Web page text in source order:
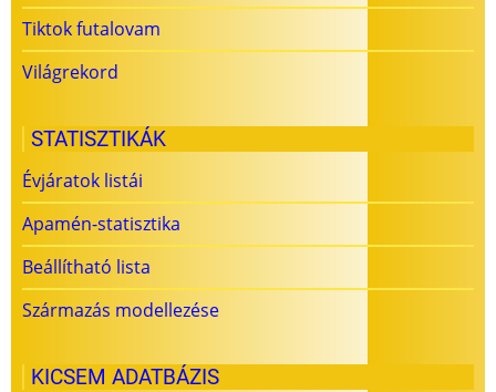
Tiktok futalovam
Világrekord
STATISZTIKÁK
Évjáratok listái
Apamén-statisztika
Beállítható lista
Származás modellezése
KICSEM ADATBÁZIS